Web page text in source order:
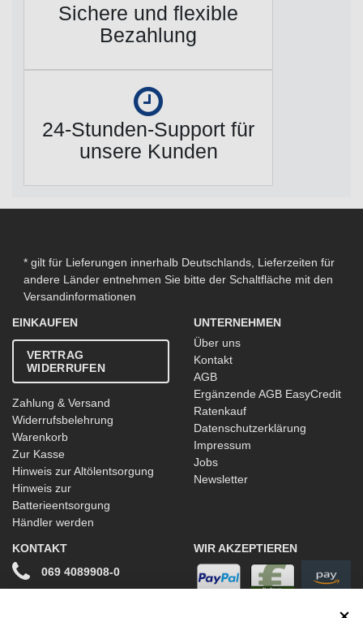
Sichere und flexible
Bezahlung
24-Stunden-Support für
unsere Kunden
* gilt für Lieferungen innerhalb Deutschlands, Lieferzeiten für
andere Länder entnehmen Sie bitte der Schaltfläche mit den
Versandinformationen
EINKAUFEN
VERTRAG
WIDERRUFEN
Zahlung & Versand
Widerrufsbelehrung
Warenkorb
Zur Kasse
Hinweis zur Altölentsorgung
Hinweis zur
Batterieentsorgung
Händler werden
UNTERNEHMEN
Über uns
Kontakt
AGB
Ergänzende AGB EasyCredit
Ratenkauf
Datenschutzerklärung
Impressum
Jobs
Newsletter
KONTAKT
069 4089908-0
WIR AKZEPTIEREN